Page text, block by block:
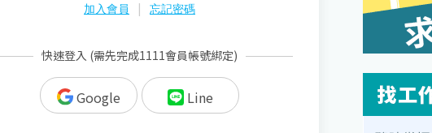
加入會員 | 忘記密碼
快速登入 (需先完成1111會員帳號綁定)
Google Line